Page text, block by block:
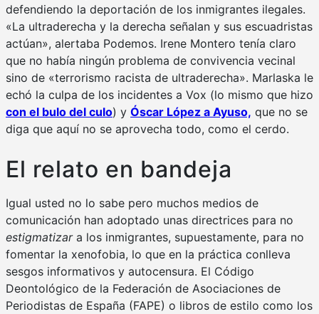
defendiendo la deportación de los inmigrantes ilegales.
«La ultraderecha y la derecha señalan y sus escuadristas
actúan», alertaba Podemos. Irene Montero tenía claro
que no había ningún problema de convivencia vecinal
sino de «terrorismo racista de ultraderecha». Marlaska le
echó la culpa de los incidentes a Vox (lo mismo que hizo
con el bulo del culo) y Óscar López a Ayuso, que no se
diga que aquí no se aprovecha todo, como el cerdo.
El relato en bandeja
Igual usted no lo sabe pero muchos medios de
comunicación han adoptado unas directrices para no
estigmatizara los inmigrantes, supuestamente, para no
fomentar la xenofobia, lo que en la práctica conlleva
sesgos informativos y autocensura. El Código
Deontológico de la Federación de Asociaciones de
Periodistas de España (FAPE) o libros de estilo como los